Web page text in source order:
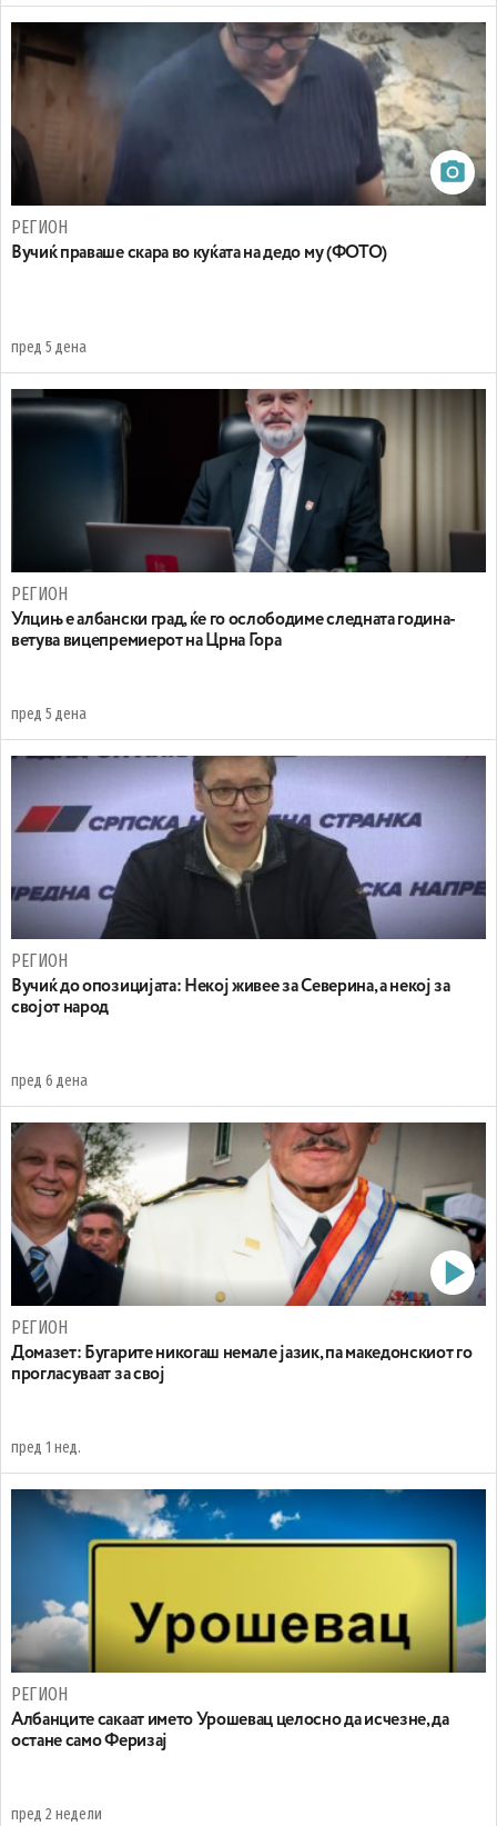
РЕГИОН
Вучиќ праваше скара во куќата на дедо му (ФОТО)
пред 5 дена
РЕГИОН
Улцињ е албански град, ќе го ослободиме следната година-
ветува вицепремиерот на Црна Гора
пред 5 дена
РЕГИОН
Вучиќ до опозицијата: Некој живее за Северина, а некој за
својот народ
пред 6 дена
РЕГИОН
Домазет: Бугарите никогаш немале јазик, па македонскиот го
прогласуваат за свој
пред 1 нед.
РЕГИОН
Aлбанците сакаат името Урошевац целосно да исчезне, да
остане само Феризај
пред 2 недели